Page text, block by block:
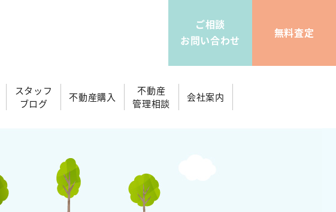
ご相談
お問い合わせ
無料査定
スタッフ
ブログ
不動産購入
不動産
管理相談
会社案内